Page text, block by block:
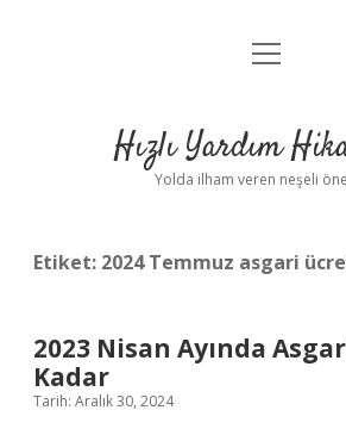
Anasayfa
Yasal Uyarı
menüyü
Hızlı Yardım
Yolda ilham veren neşeli
Etiket: 2024 Temmuz asgari
2023 Nisan Ayında
Kadar
Tarih: Aralık 30, 2024